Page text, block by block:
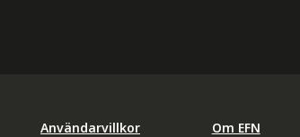
Användarvillkor
Om EFN